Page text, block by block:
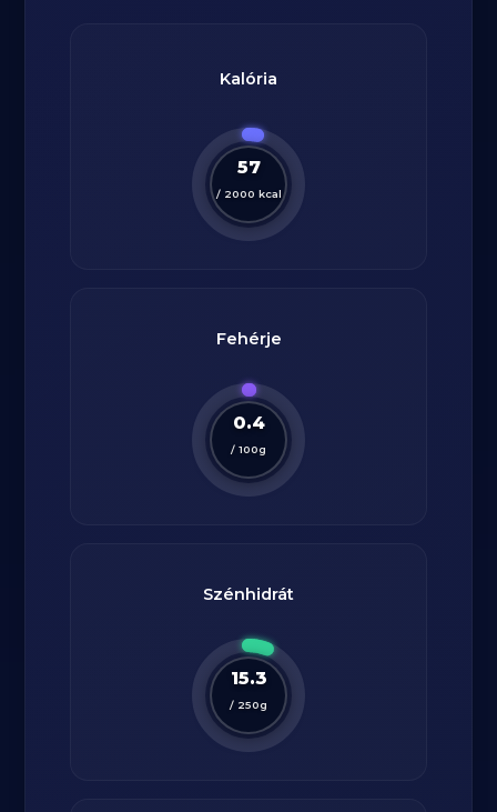
Kalória
57
/ 2000 kcal
Fehérje
0.4
/ 100g
Szénhidrát
15.3
/ 250g